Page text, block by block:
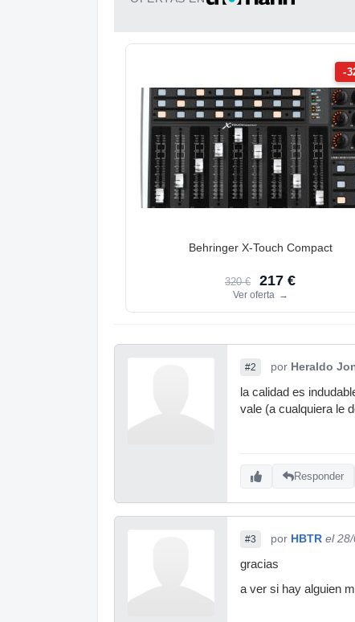
-
Behringer X-Touch Compact
320 € 217 €
Ver oferta →
#2 por Heraldo
la calidad es
vale (a cualquiera le
Responder
#3 por HBTR el
gracias
a ver si hay alguien